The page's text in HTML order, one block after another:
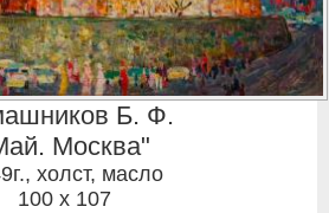
Б. Ф.
Москва"
, холст, масло
100 x 107